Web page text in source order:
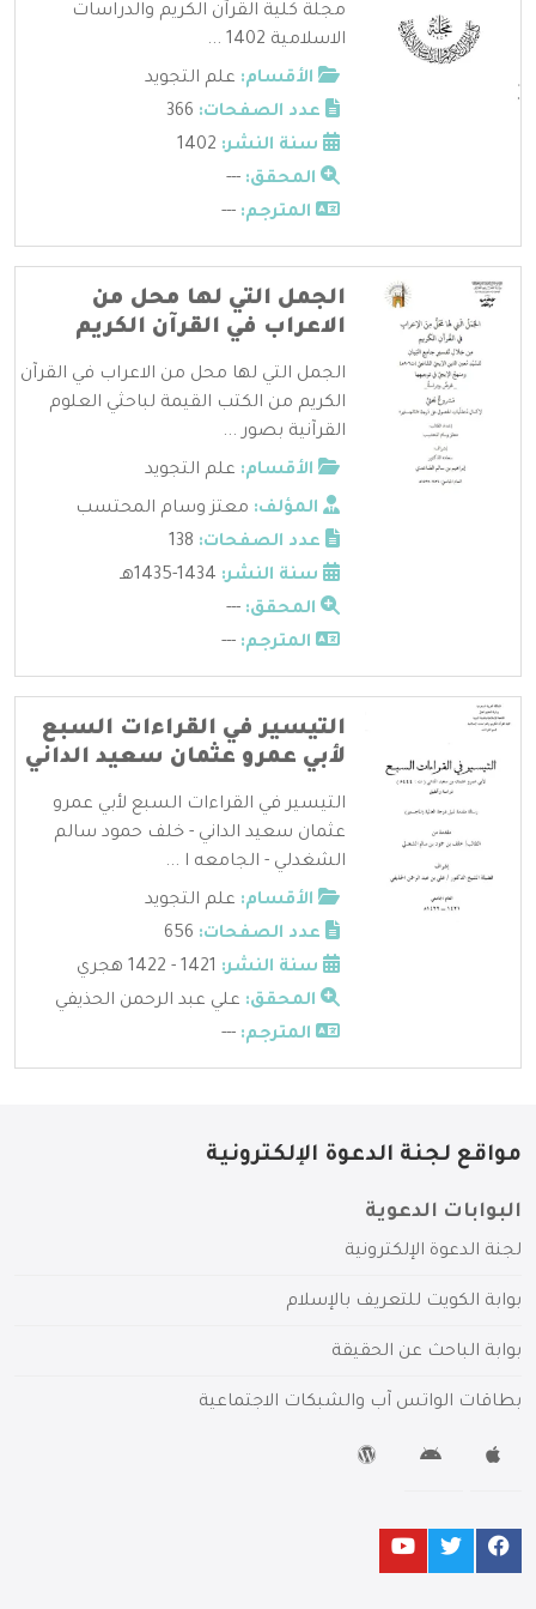
مجلة كلية القرآن الكريم والدراسات
الاسلامية 1402 ...
الأقسام: علم التجويد
عدد الصفحات:
سنة النشر:
المحقق: ---
المترجم: ---
الجمل التي لها محل من
الاعراب في القرآن الكريم
الجمل التي لها محل من الاعراب في القرآن
الكريم من الكتب القيمة لباحثي العلوم
القرآنية بصور ...
الأقسام: علم التجويد
المؤلف: معتز وسام المحتسب
عدد الصفحات:
سنة النشر:
المحقق: ---
المترجم: ---
التيسير في القراءات السبع
لأبي عمرو عثمان سعيد الداني
التيسير في القراءات السبع لأبي عمرو
عثمان سعيد الداني - خلف حمود سالم
الشغدلي - الجامعه ا ...
الأقسام: علم التجويد
عدد الصفحات:
سنة النشر:
المحقق: علي عبد الرحمن الحذيفي
المترجم: ---
مواقع لجنة الدعوة الإلكترونية
البوابات الدعوية
لجنة الدعوة الإلكترونية
بوابة الكويت للتعريف بالإسلام
بوابة الباحث عن الحقيقة
بطاقات الواتس آب والشبكات الاجتماعية